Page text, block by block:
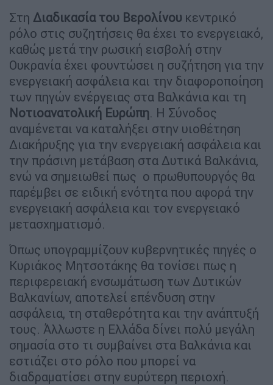
Στη Διαδικασία του Βερολίνου κεντρικό
ρόλο στις συζητήσεις θα έχει το ενεργειακό,
καθώς μετά την ρωσική εισβολή στην
Ουκρανία έχει φουντώσει η συζήτηση για την
ενεργειακή ασφάλεια και την διαφοροποίηση
των πηγών ενέργειας στα Βαλκάνια και τη
Νοτιοανατολική Ευρώπη. Η Σύνοδος
αναμένεται να καταλήξει στην υιοθέτηση
Διακήρυξης για την ενεργειακή ασφάλεια και
την πράσινη μετάβαση στα Δυτικά Βαλκάνια,
ενώ να σημειωθεί πως ο πρωθυπουργός θα
παρέμβει σε ειδική ενότητα που αφορά την
ενεργειακή ασφάλεια και τον ενεργειακό
μετασχηματισμό.
Όπως υπογραμμίζουν κυβερνητικές πηγές ο
Κυριάκος Μητσοτάκης θα τονίσει πως η
περιφερειακή ενσωμάτωση των Δυτικών
Βαλκανίων, αποτελεί επένδυση στην
ασφάλεια, τη σταθερότητα και την ανάπτυξή
τους. Άλλωστε η Ελλάδα δίνει πολύ μεγάλη
σημασία στο τι συμβαίνει στα Βαλκάνια και
εστιάζει στο ρόλο που μπορεί να
διαδραματίσει στην ευρύτερη περιοχή.